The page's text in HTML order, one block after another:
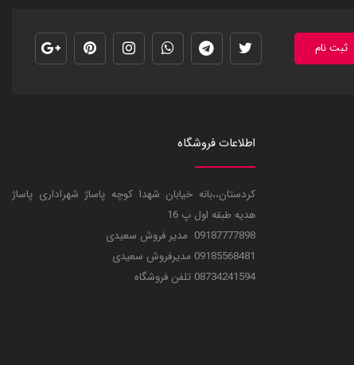
ثبت نام
اطلاعات فروشگاه
کردستان،،بانه خیابان شهدا کوچه پاساژ شهراداری پاساژ
هدیه طبقه اول پ 16
09187777898 مدیر فروش سعیدی
09185568481 مدیرفروش سعیدی
08734241594 تلفن فروشگاه